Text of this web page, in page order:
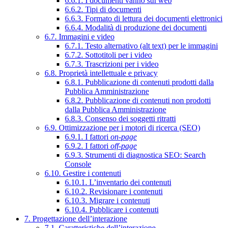
6.6.2. Tipi di documenti
6.6.3. Formato di lettura dei documenti elettronici
6.6.4. Modalità di produzione dei documenti
6.7. Immagini e video
6.7.1. Testo alternativo (alt text) per le immagini
6.7.2. Sottotitoli per i video
6.7.3. Trascrizioni per i video
6.8. Proprietà intellettuale e privacy
6.8.1. Pubblicazione di contenuti prodotti dalla
Pubblica Amministrazione
6.8.2. Pubblicazione di contenuti non prodotti
dalla Pubblica Amministrazione
6.8.3. Consenso dei soggetti ritratti
6.9. Ottimizzazione per i motori di ricerca (SEO)
6.9.1. I fattori on-page
6.9.2. I fattori off-page
6.9.3. Strumenti di diagnostica SEO: Search
Console
6.10. Gestire i contenuti
6.10.1. L’inventario dei contenuti
6.10.2. Revisionare i contenuti
6.10.3. Migrare i contenuti
6.10.4. Pubblicare i contenuti
7. Progettazione dell’interazione